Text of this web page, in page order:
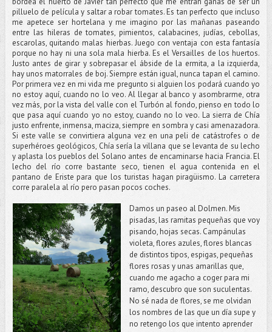
pilluelo de película y saltar a robar tomates. Es tan perfecto que incluso
me apetece ser hortelana y me imagino por las mañanas paseando
entre las hileras de tomates, pimientos, calabacines, judías, cebollas,
escarolas, quitando malas hierbas. Juego con ventaja con esta fantasía
porque no hay ni una sola mala hierba. Es el Versailles de los huertos.
Justo antes de girar y sobrepasar el ábside de la ermita, a la izquierda,
hay unos matorrales de boj. Siempre están igual, nunca tapan el camino.
Por primera vez en mi vida me pregunto si alguien los podará cuando yo
no estoy aquí, cuando no lo veo. Al llegar al banco y asombrarme, otra
vez más, por la vista del valle con el Turbón al fondo, pienso en todo lo
que pasa aquí cuando yo no estoy, cuando no lo veo. La sierra de Chía
justo enfrente, inmensa, maciza, siempre en sombra y casi amenazadora.
Si este valle se convirtiera alguna vez en una peli de catástrofes o de
superhéroes geológicos, Chía sería la villana que se levanta de su lecho
y aplasta los pueblos del Solano antes de encaminarse hacia Francia. El
lecho del río corre bastante seco, tienen el agua contenida en el
pantano de Eriste para que los turistas hagan piragüismo. La carretera
corre paralela al río pero pasan pocos coches.
Damos un paseo al Dolmen. Mis
pisadas, las ramitas pequeñas que voy
pisando, hojas secas. Campánulas
violeta, flores azules, flores blancas
de distintos tipos, espigas, pequeñas
flores rosas y unas amarillas que,
cuando me agacho a coger para mi
ramo, descubro que son suculentas.
No sé nada de flores, se me olvidan
los nombres de las que un día supe y
no retengo los que intento aprender